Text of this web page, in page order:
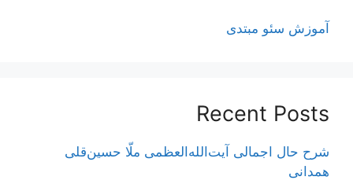
آموزش سئو مبتدی
Recent Posts
شرح حال اجمالی آیت‌الله‌العظمی ملّا حسین‌قلی
همدانی